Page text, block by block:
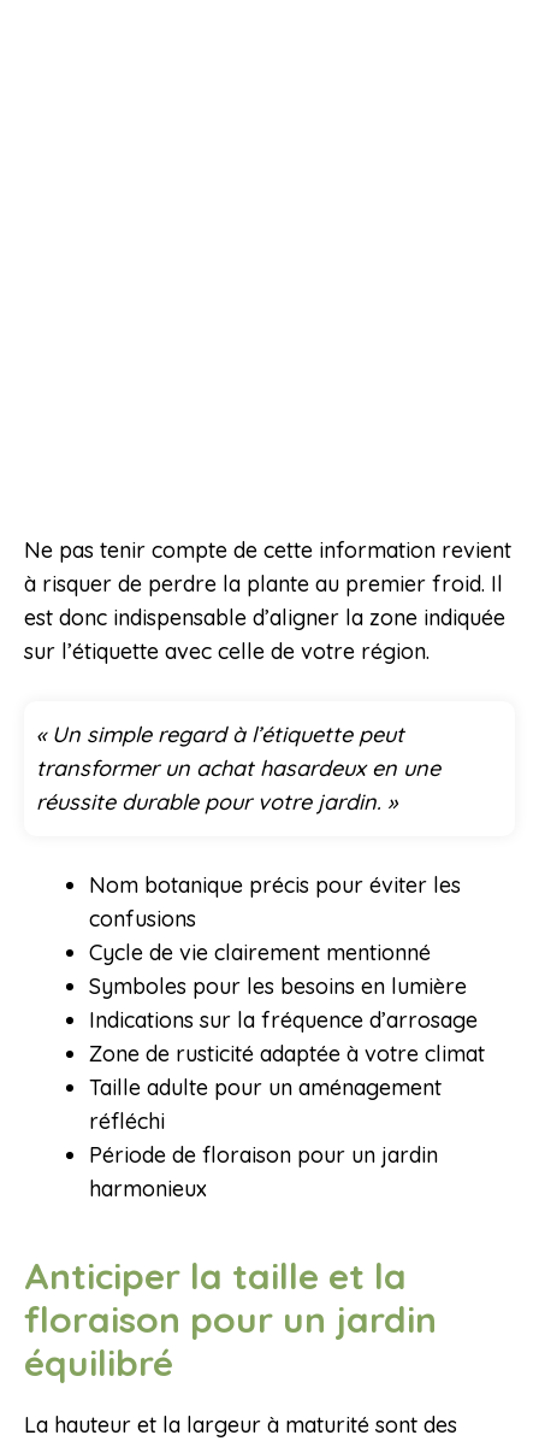
Ne pas tenir compte de cette information revient
à risquer de perdre la plante au premier froid. Il
est donc indispensable d’aligner la zone indiquée
sur l’étiquette avec celle de votre région.
« Un simple regard à l’étiquette peut
transformer un achat hasardeux en une
réussite durable pour votre jardin. »
Nom botanique précis pour éviter les
confusions
Cycle de vie clairement mentionné
Symboles pour les besoins en lumière
Indications sur la fréquence d’arrosage
Zone de rusticité adaptée à votre climat
Taille adulte pour un aménagement
réfléchi
Période de floraison pour un jardin
harmonieux
Anticiper la taille et la
floraison pour un jardin
équilibré
La hauteur et la largeur à maturité sont des